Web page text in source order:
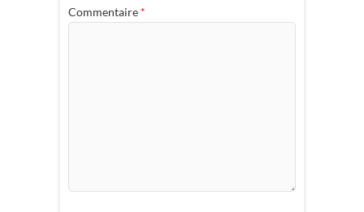
Commentaire *